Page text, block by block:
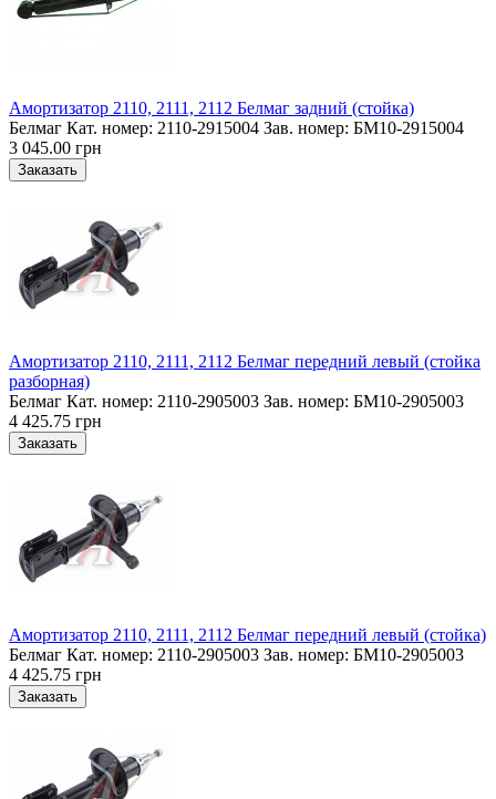
Амортизатор 2110, 2111, 2112 Белмаг задний (стойка)
Белмаг Кат. номер: 2110-2915004 Зав. номер: БМ10-2915004
3 045.00 грн
Амортизатор 2110, 2111, 2112 Белмаг передний левый (стойка
разборная)
Белмаг Кат. номер: 2110-2905003 Зав. номер: БМ10-2905003
4 425.75 грн
Амортизатор 2110, 2111, 2112 Белмаг передний левый (стойка)
Белмаг Кат. номер: 2110-2905003 Зав. номер: БМ10-2905003
4 425.75 грн